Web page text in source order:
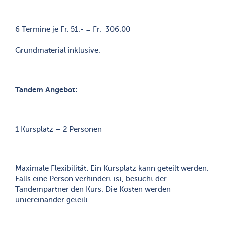
6 Termine je Fr. 51.- = Fr. 306.00
Grundmaterial inklusive.
Tandem Angebot:
1 Kursplatz – 2 Personen
Maximale Flexibilität: Ein Kursplatz kann geteilt werden.
Falls eine Person verhindert ist, besucht der
Tandempartner den Kurs. Die Kosten werden
untereinander geteilt